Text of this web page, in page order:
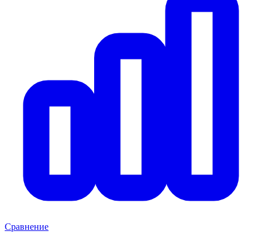
Сравнение